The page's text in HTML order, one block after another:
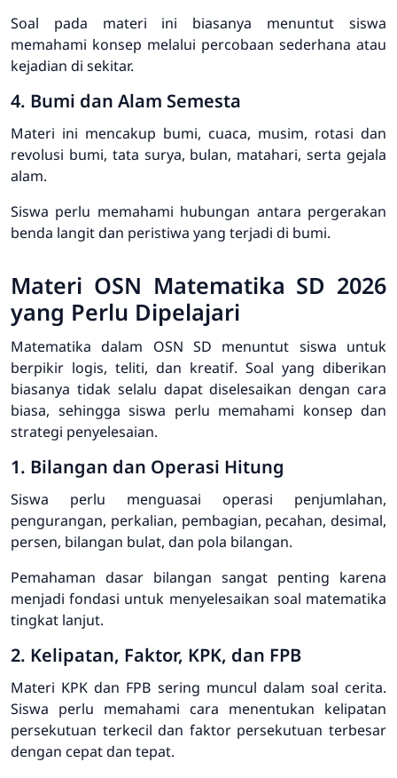
Soal pada materi ini biasanya menuntut siswa
memahami konsep melalui percobaan sederhana atau
kejadian di sekitar.
4. Bumi dan Alam Semesta
Materi ini mencakup bumi, cuaca, musim, rotasi dan
revolusi bumi, tata surya, bulan, matahari, serta gejala
alam.
Siswa perlu memahami hubungan antara pergerakan
benda langit dan peristiwa yang terjadi di bumi.
Materi OSN Matematika SD 2026
yang Perlu Dipelajari
Matematika dalam OSN SD menuntut siswa untuk
berpikir logis, teliti, dan kreatif. Soal yang diberikan
biasanya tidak selalu dapat diselesaikan dengan cara
biasa, sehingga siswa perlu memahami konsep dan
strategi penyelesaian.
1. Bilangan dan Operasi Hitung
Siswa perlu menguasai operasi penjumlahan,
pengurangan, perkalian, pembagian, pecahan, desimal,
persen, bilangan bulat, dan pola bilangan.
Pemahaman dasar bilangan sangat penting karena
menjadi fondasi untuk menyelesaikan soal matematika
tingkat lanjut.
2. Kelipatan, Faktor, KPK, dan FPB
Materi KPK dan FPB sering muncul dalam soal cerita.
Siswa perlu memahami cara menentukan kelipatan
persekutuan terkecil dan faktor persekutuan terbesar
dengan cepat dan tepat.